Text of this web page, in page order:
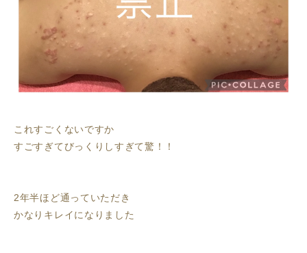
これすごくないですか
すごすぎてびっくりしすぎて驚！！
2年半ほど通っていただき
かなりキレイになりました